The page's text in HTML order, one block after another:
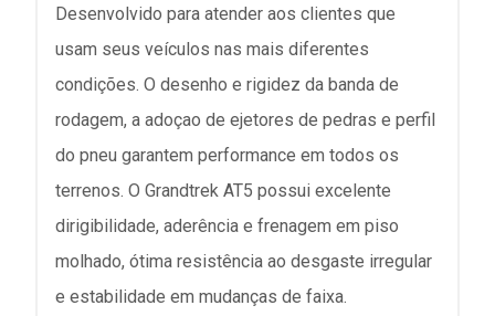
Desenvolvido para atender aos clientes que
usam seus veículos nas mais diferentes
condições. O desenho e rigidez da banda de
rodagem, a adoçao de ejetores de pedras e perfil
do pneu garantem performance em todos os
terrenos. O Grandtrek AT5 possui excelente
dirigibilidade, aderência e frenagem em piso
molhado, ótima resistência ao desgaste irregular
e estabilidade em mudanças de faixa.